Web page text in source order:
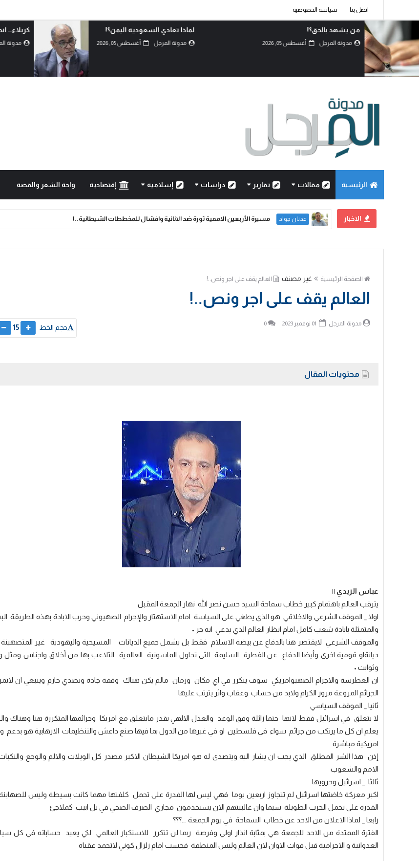
اتصل بنا سياسة الخصوصية
لماذا تعادي السعودية اليمن؟!
مدونة المرجل أغسطس 05, 2026
كربلاء.. انصال الكلمات..!
مدونة المرجل أغسطس 02, 2026
الرئيسية مقالات تقارير دراسات إسلامية إقتصادية واحة الشعر والقصة
الاخبار المهندس عبد الجبار الجزائري من يشهد بالحق؟!
الصفحة الرئيسية غير مصنف العالم يقف على اجر ونص..!
العالم يقف على اجر ونص..!
مدونة المرجل 0 حجم الخط 15
محتويات المقال
عباس الزيدي ||
يترقب العالم باهتمام كبير خطاب سماحة السيد حسن نصر الله نهار الجمعة المقبل
اولا _ الموقف الشرعي والاخلاقي هو الذي يطغي على السياسة امام الاستهتار والإجرام الصهيوني وحرب الابادة بهذه الطريقة
والمتمثلة بابادة شعب كامل امام انظار العالم الذي يدعي انه حر •
والموقف الشرعي لايقتصر هنا بالدفاع عن بيضة الاسلام فقط بل يشمل جميع الديانات المسيحية واليهودية غير المتصهينة
ديانةاو قومية اخرى وأيضا الدفاع عن الفطرة السليمة التي تحاول الماسونية العالمية التلاعب بها من أخلاق واجناس ومثل
وثوابت •
ان الغطرسة والاجرام الصهيوامريكي سوف يتكرر في اي مكان وزمان مالم يكن هناك وقفة جادة وتصدي حازم وينبغي ان
الجرائم المروعة مرور الكرام ولابد من حساب وعقاب واثر يترتب عليها
ثانيا _ الموقف السياسي
لا يتعلق في اسرائيل فقط لانها حتما زائلة وفق الوعد والعدل الالهي بقدر مايتعلق مع امريكا وجرائمها المتكررة هنا وهناك
يعلم ان كل ما يرتكب من جرائم سواء في فلسطين او في غيرها من الدول بما فيها صنع داعش والتنظيمات الارهابية هو بدعم
امريكية مباشرة
إذن هذا الشر المطلق الذي يجب ان يشار اليه ويتصدى له هو امريكا الشيطان الاكبر مصدر كل الويلات والالم والوجع
الامم والشعوب
ثالثا _ اسرائيل وحرويها
اكبر معركة خاضتها اسرائيل لم تتجاوز اربعين يوما فهي ليس لها القدرة على تحمل كلفتها مهما كانت بسيطة وليس
القدرة على تحمل الحرب الطويلة سيما وان غالبيتهم الان يستخدمون مجاري الصرف الصحي في تل ابيب كملاجئ
رابعا _ لماذا الاعلان من الاحد عن خطاب السماحة في يوم الجمعة ….؟؟؟
الفترة الممتدة من الاحد للجمعة هي بمثابة انذار اولي وفرصة ربما لن تتكرر للاستكبار العالمي لكي يعيد حساباته في كل
العدوانية و الاجرامية قبل فوات الاوان لان العالم وليس المنطقة فحسب امام زلزال كوني لاتحمد عقباه